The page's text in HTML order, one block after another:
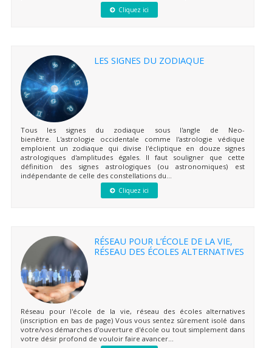
Cliquez ici
LES SIGNES DU ZODIAQUE
Tous les signes du zodiaque sous l'angle de Neo-
bienêtre. L'astrologie occidentale comme l'astrologie védique
emploient un zodiaque qui divise l'écliptique en douze signes
astrologiques d'amplitudes égales. Il faut souligner que cette
définition des signes astrologiques (ou astronomiques) est
indépendante de celle des constellations du...
Cliquez ici
RÉSEAU POUR L’ÉCOLE DE LA VIE,
RÉSEAU DES ÉCOLES ALTERNATIVES
Réseau pour l'école de la vie, réseau des écoles alternatives
(inscription en bas de page) Vous vous sentez sûrement isolé dans
votre/vos démarches d'ouverture d'école ou tout simplement dans
votre désir profond de vouloir faire avancer...